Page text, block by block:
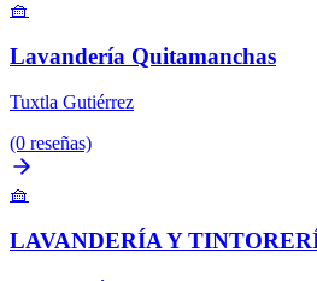
🧺
Lavandería Quitamanchas
Tuxtla Gutiérrez
(0 reseñas)
🧺
LAVANDERÍA Y